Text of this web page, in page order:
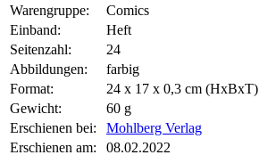
Warengruppe:
Comics
Einband:
Heft
Seitenzahl:
24
Abbildungen:
farbig
Format:
24 x 17 x 0,3 cm (HxBxT)
Gewicht:
60 g
Erschienen bei:
Mohlberg Verlag
Erschienen am:
08.02.2022